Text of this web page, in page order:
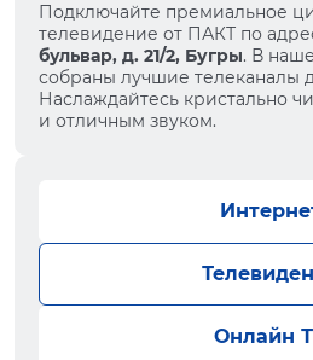
Подключайте премиальное
телевидение от ПАКТ по
бульвар, д. 21/2, Бугры. В
собраны лучшие телеканалы
Наслаждайтесь кристально
и отличным звуком.
Онлайн